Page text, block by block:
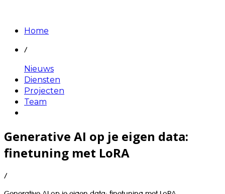
Home
/
Nieuws
Diensten
Projecten
Team
Generative AI op je eigen data:
finetuning met LoRA
/